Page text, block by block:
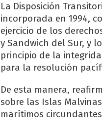
La Disposición
incorporada en 1994,
ejercicio de los
y Sandwich del Sur, y
principio de la
para la resolución
De esta manera,
sobre las Islas
marítimos